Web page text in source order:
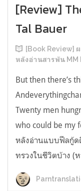
[Review]
Tal Bauer
[Book Review]
หลังอ่านสารพัน MM
But then there’s
Twenty men
who could be my
หลังอ่านแบบฟีลกู้ด
ทรวงในชีวิตบ้าง (ห